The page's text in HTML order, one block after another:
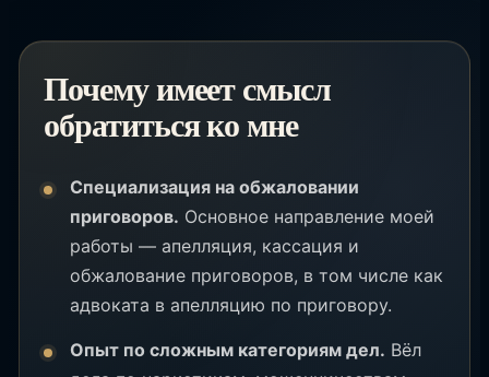
Почему имеет смысл
обратиться ко мне
Специализация на обжаловании
приговоров. Основное направление моей
работы — апелляция, кассация и
обжалование приговоров, в том числе как
адвоката в апелляцию по приговору.
Опыт по сложным категориям дел. Вёл